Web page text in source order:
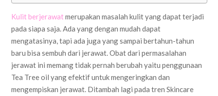
Kulit berjerawatmerupakan masalah kulit yang dapat terjadi
pada siapa saja. Ada yang dengan mudah dapat
mengatasinya, tapi ada juga yang sampai bertahun-tahun
baru bisa sembuh dari jerawat. Obat dari permasalahan
jerawat ini memang tidak pernah berubah yaitu penggunaan
Tea Tree oil yang efektif untuk mengeringkan dan
mengempiskan jerawat. Ditambah lagi pada tren Skincare